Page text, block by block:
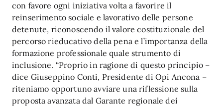
con favore ogni iniziativa volta a favorire il
reinserimento sociale e lavorativo delle persone
detenute, riconoscendo il valore costituzionale del
percorso rieducativo della pena e l’importanza della
formazione professionale quale strumento di
inclusione. “Proprio in ragione di questo principio –
dice Giuseppino Conti, Presidente di Opi Ancona –
riteniamo opportuno avviare una riflessione sulla
proposta avanzata dal Garante regionale dei